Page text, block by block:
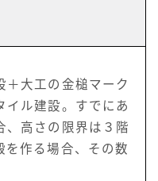
＋大工の金槌マーク
イル建設。すでにあ
、高さの限界は３階
を作る場合、その数